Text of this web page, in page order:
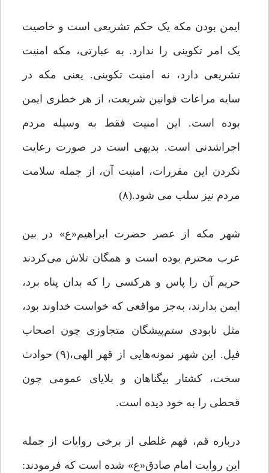
ایمن بودن مکه یک حکم تشریعی است و خاصیت
یک امر تکوینی را ندارد. به عبارتی، مکه امنیت
تشریعی دارد، نه امنیت تکوینی. یعنی مکه در
سایه مراعات قوانین شریعت، از هر خطری ایمن
بوده است. این امنیت فقط به وسیله مردم
اجراشدنی است. بدیهی است در صورت رعایت
نکردن این مقررات، امنیت آن، از جمله سلامت
مردم نیز سلب می شود.(۸)
شهر مکه از عصر حضرت ابراهیم«ع» در بین
عرب محترم بوده است و همگان تلاش می‌کردند
حریم آن را پاس و هرکسی را که بدان پناه برد،
ایمن بدارند، به‌جز مواقعی که خواست خداوند بود،
مثل نابودی ستم‌پیشگان متجاوزی چون اصحاب
فیل. این شهر نمونه‌هایی از قهر الهی،(۹) حوادث
سخت، کشتار بیگناهان و بلایای عمومی چون
قحطی را به خود دیده است.
درباره قم، فهم غلطی از برخی روایات از جمله
این روایت امام صادق«ع» شده است که فرمودند: